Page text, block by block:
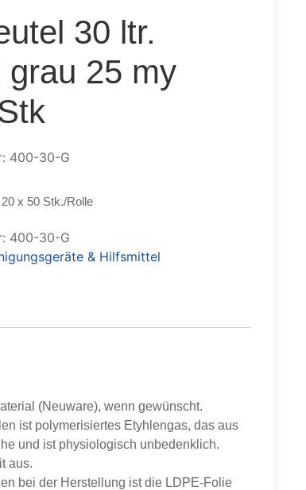
30 ltr.
grau 25 my
400-30-G
x 50 Stk./Rolle
400-30-G
& Hilfsmittel
(Neuware), wenn gewünscht.
ist polymerisiertes Etyhlengas, das aus
und ist physiologisch unbedenklich.
aus.
bei der Herstellung ist die LDPE-Folie